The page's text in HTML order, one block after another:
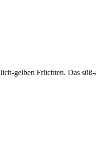
gelben Früchten. Das